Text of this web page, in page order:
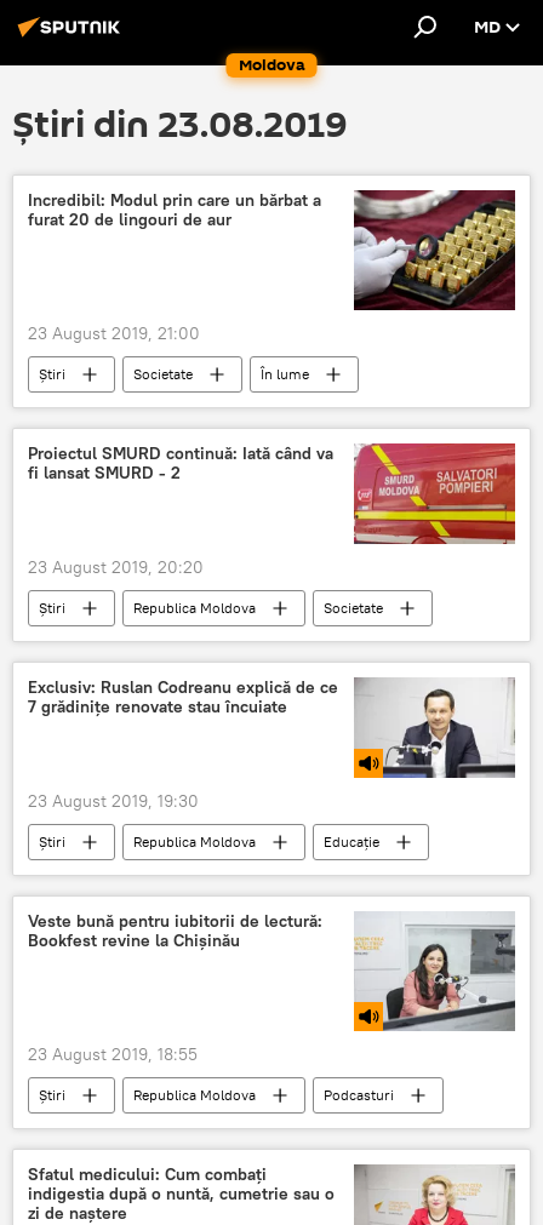
Moldova
MD
Știri din 23.08.2019
Incredibil: Modul prin care un bărbat a
furat 20 de lingouri de aur
23 August 2019, 21:00
Știri Societate În lume
Proiectul SMURD continuă: Iată când va
fi lansat SMURD - 2
23 August 2019, 20:20
Știri Republica Moldova
Societate
Elicopter SMURD
SMURD
Comisia Europeană
Viața în Moldova
Exclusiv: Ruslan Codreanu explică de ce
7 grădinițe renovate stau încuiate
23 August 2019, 19:30
Știri Republica Moldova
Educație
Societate
Podcasturi
Podcasturi
renovate
grădinițe
Veste bună pentru iubitorii de lectură:
Bookfest revine la Chișinău
23 August 2019, 18:55
Știri Republica Moldova
Podcasturi
Podcasturi
Societate Bookfest
Sfatul medicului: Cum combați
indigestia după o nuntă, cumetrie sau o
zi de naștere